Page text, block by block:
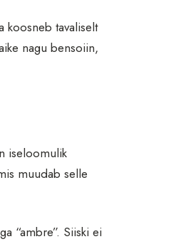
koosneb tavaliselt
nagu bensoiin,
iseloomulik
muudab selle
“ambre”. Siiski ei